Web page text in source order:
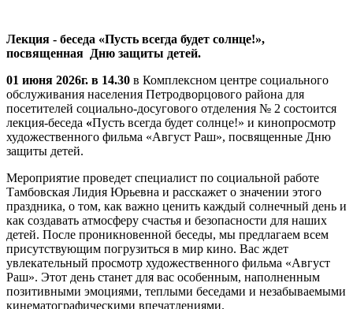
Лекция - беседа «Пусть всегда будет солнце!»,
посвященная Дню защиты детей.
01 июня 2026г. в 14.30 в Комплексном центре социального
обслуживания населения Петродворцового района для
посетителей социально-досугового отделения № 2 состоится
лекция-беседа «Пусть всегда будет солнце!» и кинопросмотр
художественного фильма «Август Раш», посвященные Дню
защиты детей.
Мероприятие проведет специалист по социальной работе
Тамбовская Лидия Юрьевна и расскажет о значении этого
праздника, о том, как важно ценить каждый солнечный день и
как создавать атмосферу счастья и безопасности для наших
детей. После проникновенной беседы, мы предлагаем всем
присутствующим погрузиться в мир кино. Вас ждет
увлекательный просмотр художественного фильма «Август
Раш». Этот день станет для вас особенным, наполненным
позитивными эмоциями, теплыми беседами и незабываемыми
кинематографическими впечатлениями.